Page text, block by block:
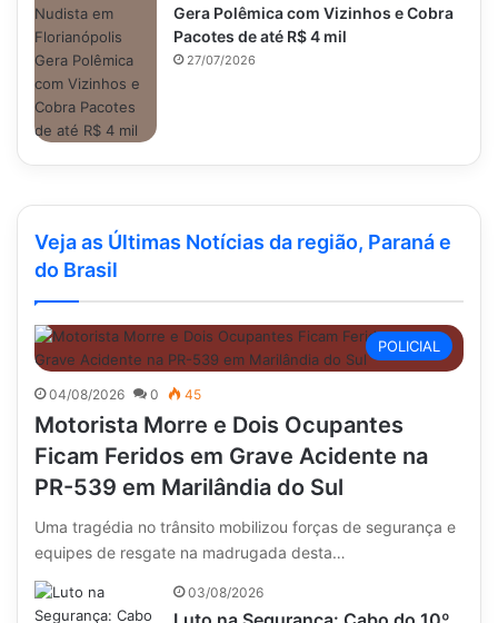
Veja as Últimas Notícias da região, Paraná e
do Brasil
POLICIAL
04/08/2026 0 45
Motorista Morre e Dois Ocupantes
Ficam Feridos em Grave Acidente na
PR-539 em Marilândia do Sul
Uma tragédia no trânsito mobilizou forças de segurança e
equipes de resgate na madrugada desta…
03/08/2026
Gera Polêmica com Vizinhos e Cobra
Pacotes de até R$ 4 mil
27/07/2026